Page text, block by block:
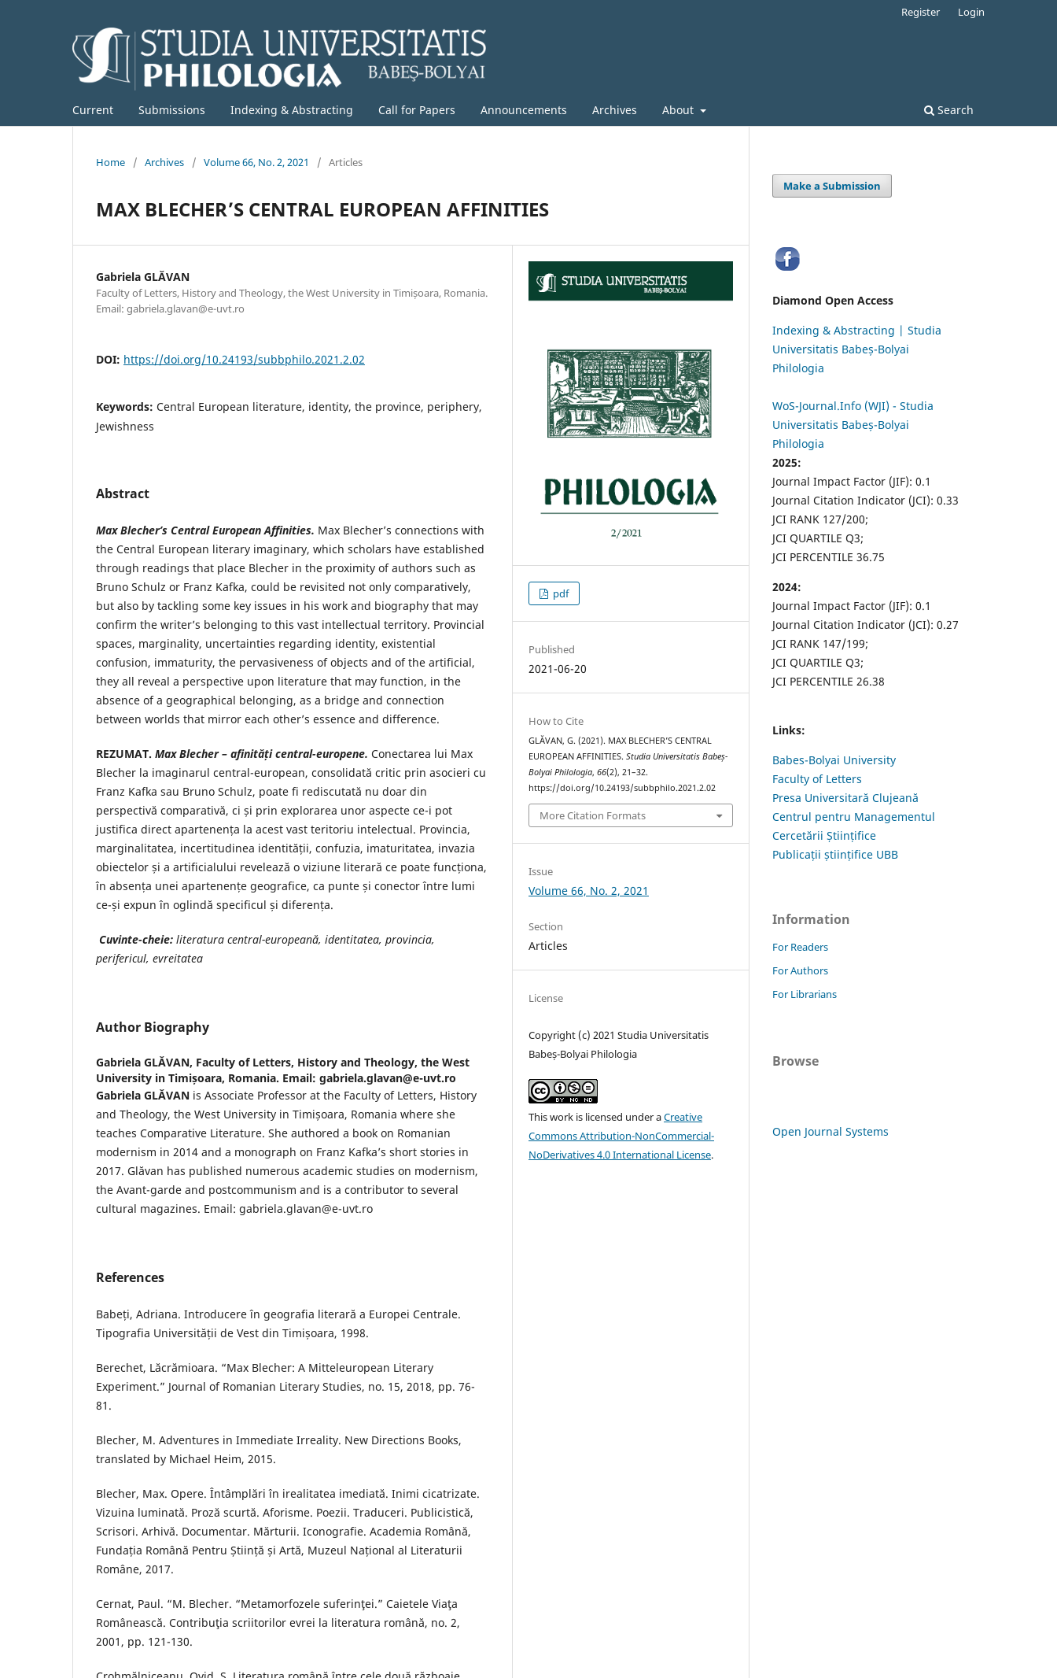
Current Submissions Indexing & Abstracting Call for Papers Announcements Archives About Search
Register Login
Home / Archives / Volume 66, No. 2, 2021 / Articles
MAX BLECHER’S CENTRAL EUROPEAN AFFINITIES
Gabriela GLĂVAN
Faculty of Letters, History and Theology, the West University in Timișoara, Romania.
Email: gabriela.glavan@e-uvt.ro
DOI: https://doi.org/10.24193/subbphilo.2021.2.02
Keywords: Central European literature, identity, the province, periphery,
Jewishness
Abstract
Max Blecher’s Central European Affinities. Max Blecher’s connections with
the Central European literary imaginary, which scholars have established
through readings that place Blecher in the proximity of authors such as
Bruno Schulz or Franz Kafka, could be revisited not only comparatively,
but also by tackling some key issues in his work and biography that may
confirm the writer’s belonging to this vast intellectual territory. Provincial
spaces, marginality, uncertainties regarding identity, existential
confusion, immaturity, the pervasiveness of objects and of the artificial,
they all reveal a perspective upon literature that may function, in the
absence of a geographical belonging, as a bridge and connection
between worlds that mirror each other’s essence and difference.
REZUMAT. Max Blecher – afinități central-europene. Conectarea lui Max
Blecher la imaginarul central-european, consolidată critic prin asocieri cu
Franz Kafka sau Bruno Schulz, poate fi rediscutată nu doar din
perspectivă comparativă, ci și prin explorarea unor aspecte ce-i pot
justifica direct apartenența la acest vast teritoriu intelectual. Provincia,
marginalitatea, incertitudinea identității, confuzia, imaturitatea, invazia
obiectelor și a artificialului revelează o viziune literară ce poate funcționa,
în absența unei apartenențe geografice, ca punte și conector între lumi
ce-și expun în oglindă specificul și diferența.
Cuvinte-cheie: literatura central-europeană, identitatea, provincia,
perifericul, evreitatea
Author Biography
Gabriela GLĂVAN, Faculty of Letters, History and Theology, the West
University in Timișoara, Romania. Email: gabriela.glavan@e-uvt.ro
Gabriela GLĂVAN is Associate Professor at the Faculty of Letters, History
and Theology, the West University in Timișoara, Romania where she
teaches Comparative Literature. She authored a book on Romanian
modernism in 2014 and a monograph on Franz Kafka’s short stories in
2017. Glăvan has published numerous academic studies on modernism,
the Avant-garde and postcommunism and is a contributor to several
cultural magazines. Email: gabriela.glavan@e-uvt.ro
References
Babeți, Adriana. Introducere în geografia literară a Europei Centrale.
Tipografia Universității de Vest din Timișoara, 1998.
Berechet, Lăcrămioara. “Max Blecher: A Mitteleuropean Literary
Experiment.” Journal of Romanian Literary Studies, no. 15, 2018, pp. 76-
81.
Blecher, M. Adventures in Immediate Irreality. New Directions Books,
translated by Michael Heim, 2015.
Blecher, Max. Opere. Întâmplări în irealitatea imediată. Inimi cicatrizate.
Vizuina luminată. Proză scurtă. Aforisme. Poezii. Traduceri. Publicistică,
Scrisori. Arhivă. Documentar. Mărturii. Iconografie. Academia Română,
Fundația Română Pentru Știință și Artă, Muzeul Național al Literaturii
Române, 2017.
Cernat, Paul. “M. Blecher. “Metamorfozele suferinţei.” Caietele Viaţa
Românească. Contribuţia scriitorilor evrei la literatura română, no. 2,
2001, pp. 121-130.
pdf
Published
2021-06-20
How to Cite
GLĂVAN, G. (2021). MAX BLECHER’S CENTRAL
EUROPEAN AFFINITIES.Studia Universitatis Babeș-
Bolyai Philologia,66(2), 21–32.
https://doi.org/10.24193/subbphilo.2021.2.02
More Citation Formats
Issue
Volume 66, No. 2, 2021
Section
Articles
License
Copyright (c) 2021 Studia Universitatis
Babeș-Bolyai Philologia
This work is licensed under aCreative
Commons Attribution-NonCommercial-
NoDerivatives 4.0 International License.
Make a Submission
Diamond Open Access
Indexing & Abstracting | Studia
Universitatis Babeș-Bolyai
Philologia
WoS-Journal.Info (WJI) - Studia
Universitatis Babeș-Bolyai
Philologia
2025:
Journal Impact Factor (JIF): 0.1
Journal Citation Indicator (JCI): 0.33
JCI RANK 127/200;
JCI QUARTILE Q3;
JCI PERCENTILE 36.75
2024:
Journal Impact Factor (JIF): 0.1
Journal Citation Indicator (JCI): 0.27
JCI RANK 147/199;
JCI QUARTILE Q3;
JCI PERCENTILE 26.38
Links:
Babes-Bolyai University
Faculty of Letters
Presa Universitară Clujeană
Centrul pentru Managementul
Cercetării Științifice
Publicații științifice UBB
Information
For Readers
For Authors
For Librarians
Browse
Open Journal Systems